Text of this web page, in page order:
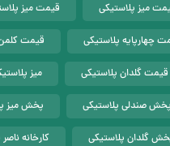
میز پلاستیکی قیمت میز
چهارپایه پلاستیکی قیمت
قیمت گلدان پلاستیکی میز
پخش صندلی پلاستیکی پخش میز
گلدان پلاستیکی کارخانه